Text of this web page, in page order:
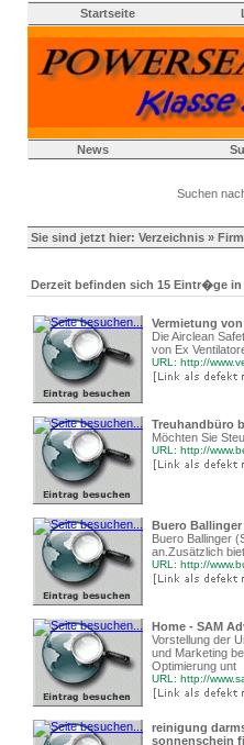
Startseite
News
Suchen
Sie sind jetzt hier: Verzeichnis »
Derzeit befinden sich 15 Eintr�ge in
Vermietung
Die Airclean
von Ex
URL: http://
Treuhandbüro
Möchten Sie
URL: http://
Buero
Buero Ballinger
an.Zusätzlich
URL: http://
Home - SAM
Vorstellung der
und Marketing
Optimierung unt
URL: http://
reinigung
sonnenschein